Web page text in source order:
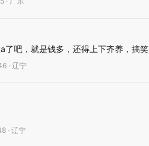
了吧，就是钱多，还得上下齐养，搞笑
· 辽宁
· 辽宁